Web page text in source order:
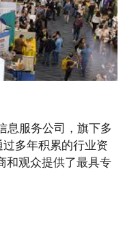
息服务公司，旗下多
多年积累的行业资
和观众提供了最具专